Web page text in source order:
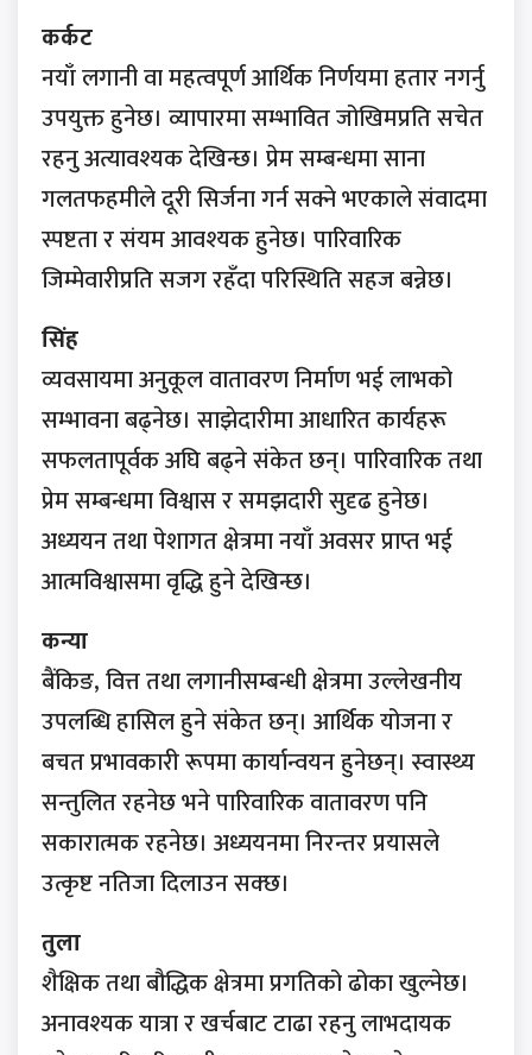
कर्कट
नयाँ लगानी वा महत्वपूर्ण आर्थिक निर्णयमा हतार नगर्नु
उपयुक्त हुनेछ। व्यापारमा सम्भावित जोखिमप्रति सचेत
रहनु अत्यावश्यक देखिन्छ। प्रेम सम्बन्धमा साना
गलतफहमीले दूरी सिर्जना गर्न सक्ने भएकाले संवादमा
स्पष्टता र संयम आवश्यक हुनेछ। पारिवारिक
जिम्मेवारीप्रति सजग रहँदा परिस्थिति सहज बन्नेछ।
सिंह
व्यवसायमा अनुकूल वातावरण निर्माण भई लाभको
सम्भावना बढ्नेछ। साझेदारीमा आधारित कार्यहरू
सफलतापूर्वक अघि बढ्ने संकेत छन्। पारिवारिक तथा
प्रेम सम्बन्धमा विश्वास र समझदारी सुदृढ हुनेछ।
अध्ययन तथा पेशागत क्षेत्रमा नयाँ अवसर प्राप्त भई
आत्मविश्वासमा वृद्धि हुने देखिन्छ।
कन्या
बैंकिङ, वित्त तथा लगानीसम्बन्धी क्षेत्रमा उल्लेखनीय
उपलब्धि हासिल हुने संकेत छन्। आर्थिक योजना र
बचत प्रभावकारी रूपमा कार्यान्वयन हुनेछन्। स्वास्थ्य
सन्तुलित रहनेछ भने पारिवारिक वातावरण पनि
सकारात्मक रहनेछ। अध्ययनमा निरन्तर प्रयासले
उत्कृष्ट नतिजा दिलाउन सक्छ।
तुला
शैक्षिक तथा बौद्धिक क्षेत्रमा प्रगतिको ढोका खुल्नेछ।
अनावश्यक यात्रा र खर्चबाट टाढा रहनु लाभदायक